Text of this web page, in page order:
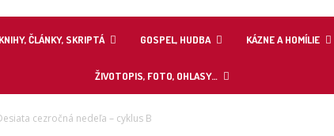
KNIHY, ČLÁNKY, SKRIPTÁ GOSPEL, HUDBA KÁZNE A HOMÍLIE
ŽIVOTOPIS, FOTO, OHLASY…
cezročná nedeľa – cyklus B